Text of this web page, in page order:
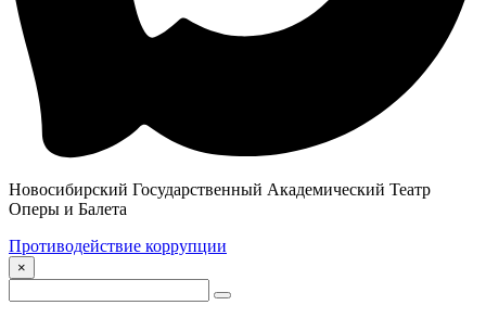
Новосибирский Государственный Академический Театр
Оперы и Балета
Противодействие коррупции
×